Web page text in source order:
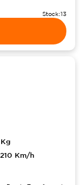
Stock:13
Kg
210 Km/h